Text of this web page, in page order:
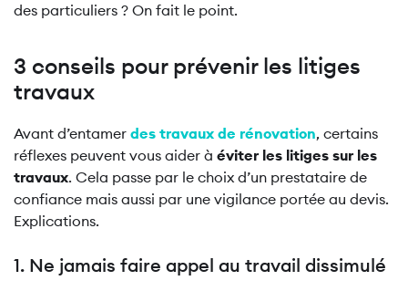
des particuliers ? On fait le point.
3 conseils pour prévenir les litiges
travaux
Avant d’entamer des travaux de rénovation, certains
réflexes peuvent vous aider à éviter les litiges sur les
travaux. Cela passe par le choix d’un prestataire de
confiance mais aussi par une vigilance portée au devis.
Explications.
1. Ne jamais faire appel au travail dissimulé